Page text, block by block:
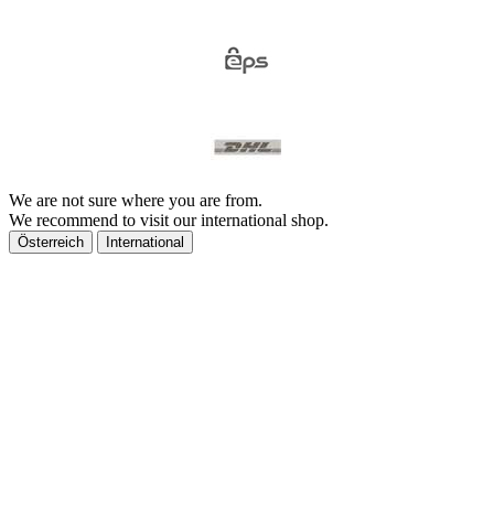
We are not sure where you are from.
We recommend to visit our international shop.
Österreich International